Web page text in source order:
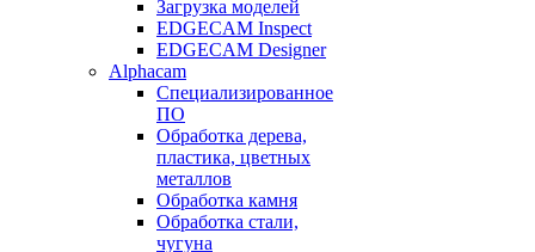
Загрузка моделей
EDGECAM Inspect
EDGECAM Designer
Alphacam
Специализированное
ПО
Обработка дерева,
пластика, цветных
металлов
Обработка камня
Обработка стали,
чугуна